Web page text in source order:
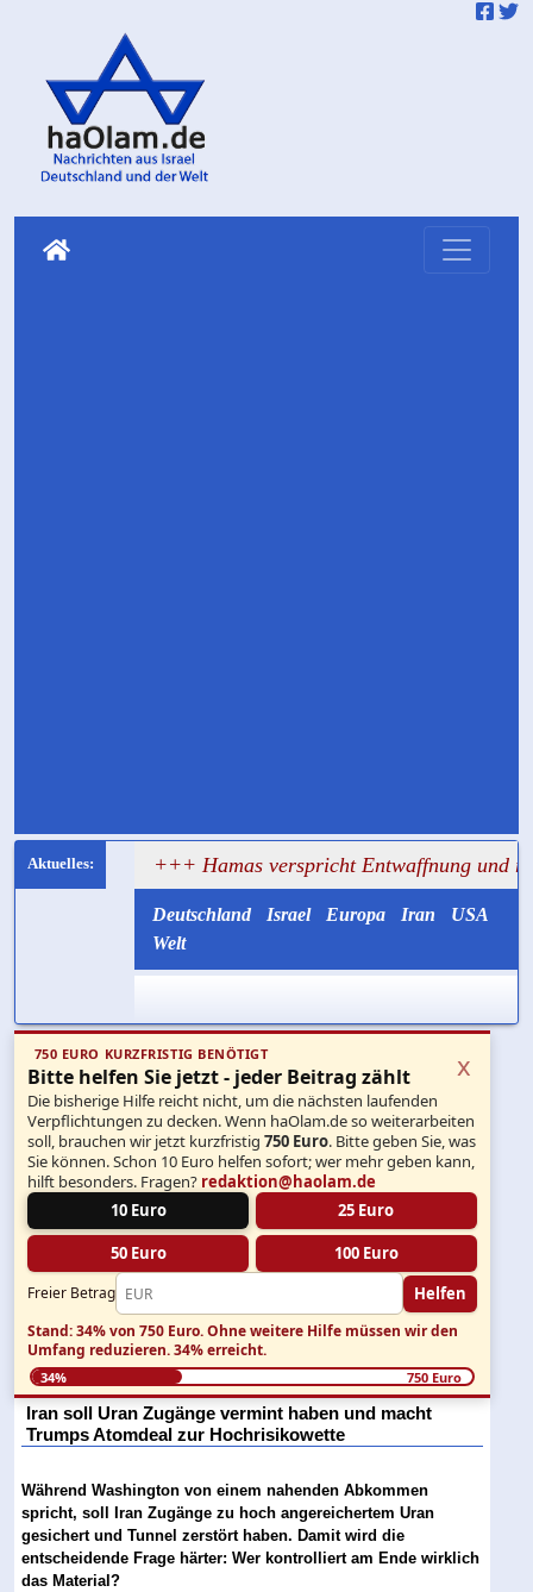
+++ Hamas verspricht Entwaffnung und ruft zugleich
Deutschland Israel Europa Iran
USA
Welt
750 EURO KURZFRISTIG BENÖTIGT
Bitte helfen Sie jetzt - jeder Beitrag zählt
Die bisherige Hilfe reicht nicht, um die nächsten laufenden
Verpflichtungen zu decken. Wenn haOlam.de so weiterarbeiten
soll, brauchen wir jetzt kurzfristig750 Euro. Bitte geben Sie, was
Sie können. Schon 10 Euro helfen sofort; wer mehr geben kann,
hilft besonders. Fragen? redaktion@haolam.de
10 Euro
25 Euro
50 Euro 100 Euro
Freier Betrag Helfen
x
Stand: 34% von 750 Euro.Ohne weitere Hilfe müssen wir den
Umfang reduzieren.34% erreicht.
34% 750 Euro
Iran soll Uran Zugänge vermint haben und macht
Trumps Atomdeal zur Hochrisikowette
Während Washington von einem nahenden Abkommen
spricht, soll Iran Zugänge zu hoch angereichertem Uran
gesichert und Tunnel zerstört haben. Damit wird die
entscheidende Frage härter: Wer kontrolliert am Ende wirklich
das Material?